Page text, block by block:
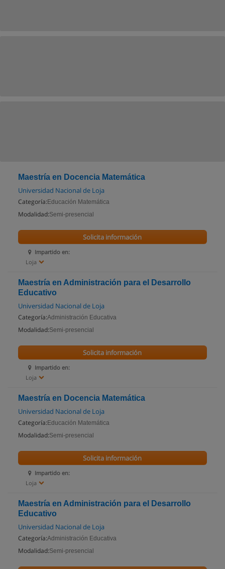
Maestría en Docencia Matemática
Universidad Nacional de Loja
Categoría: Educación Matemática
Modalidad:Semi-presencial
Impartido en:
Loja
Solicita información
Maestría en Administración para el Desarrollo
Educativo
Universidad Nacional de Loja
Categoría:Administración Educativa
Modalidad:Semi-presencial
Impartido en:
Loja
Solicita información
Maestría en Docencia Matemática
Universidad Nacional de Loja
Categoría: Educación Matemática
Modalidad:Semi-presencial
Impartido en:
Loja
Solicita información
Maestría en Administración para el Desarrollo
Educativo
Universidad Nacional de Loja
Categoría:Administración Educativa
Modalidad:Semi-presencial